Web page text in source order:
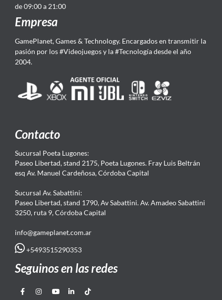
de 09:00 a 21:00
Empresa
GamePlanet, Games & Technology. Encargados en transmitir la
pasión por los #Videojuegos y la #Tecnología desde el año
2004.
Contacto
Sucursal Poeta Lugones:
Paseo Libertad, stand 2175, Poeta Lugones. Fray Luis Beltrán
esq Av. Manuel Cardeñosa, Córdoba Capital
Sucursal Av. Sabattini:
Paseo Libertad, stand 1790, Av Sabattini. Av. Amadeo Sabattini
3250, ruta 9, Córdoba Capital
info@gameplanet.com.ar
+5493515290353
Seguinos en las redes